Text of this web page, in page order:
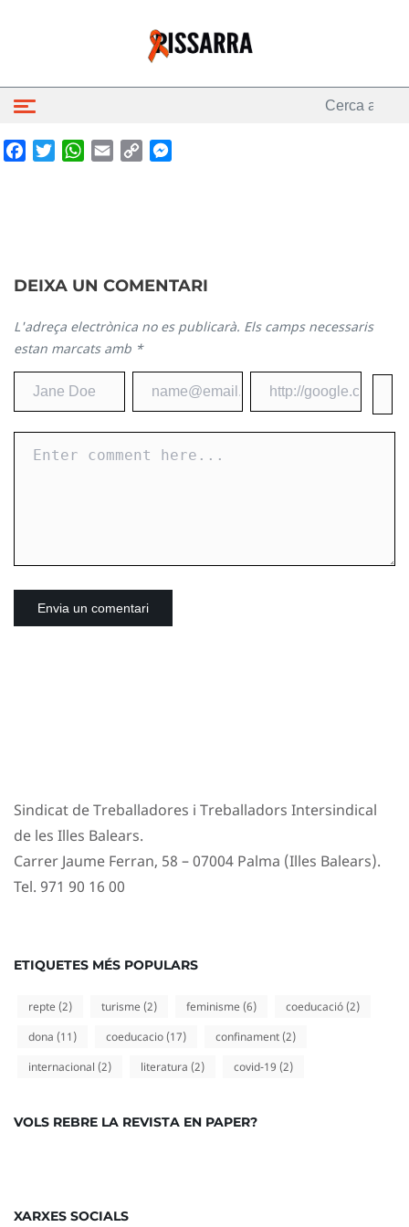
FacebookTwitterWhatsApp
Email Copy
DEIXA UN COMENTARI
L'adreça electrònica no es publicarà. Els camps necessaris
estan marcats amb *
Sindicat de Treballadores i Treballadors Intersindical
de les Illes Balears.
Carrer Jaume Ferran, 58 – 07004 Palma (Illes Balears).
Tel. 971 90 16 00
ETIQUETES MÉS POPULARS
repte (2) turisme (2) feminisme (6) coeducació (2)
dona (11) coeducacio (17) confinament (2)
internacional (2) literatura (2) covid-19 (2)
VOLS REBRE LA REVISTA EN PAPER?
XARXES SOCIALS